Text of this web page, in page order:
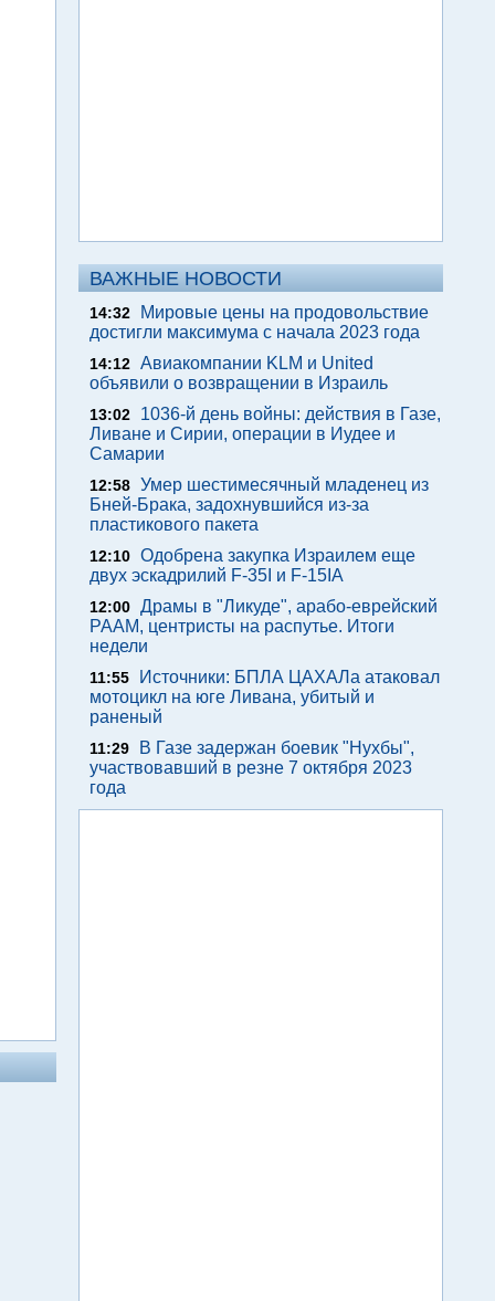
ВАЖНЫЕ НОВОСТИ
14:32
Мировые цены на продовольствие
достигли максимума с начала 2023 года
14:12 Авиакомпании KLM и United
объявили о возвращении в Израиль
13:02
1036-й день войны: действия в Газе,
Ливане и Сирии, операции в Иудее и
Самарии
12:58 Умер шестимесячный младенец из
Бней-Брака, задохнувшийся из-за
пластикового пакета
12:10 Одобрена закупка Израилем еще
двух эскадрилий F-35I и F-15IA
12:00 Драмы в "Ликуде", арабо-еврейский
РААМ, центристы на распутье. Итоги
недели
11:55
Источники: БПЛА ЦАХАЛа атаковал
мотоцикл на юге Ливана, убитый и
раненый
11:29
В Газе задержан боевик "Нухбы",
участвовавший в резне 7 октября 2023
года